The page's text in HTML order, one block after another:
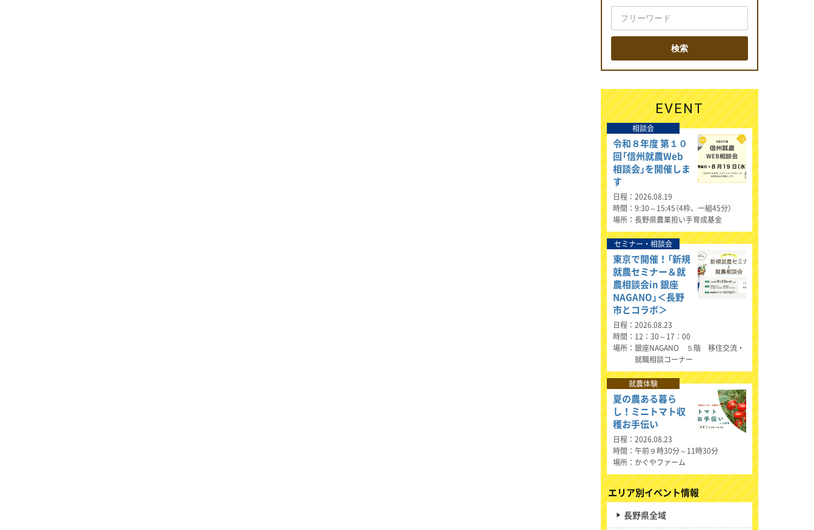
EVENT
相談会
令和８年度 第１０
回「信州就農Web
相談会」を開催しま
す
日程
2026.08.19
時間
9:30～15:45（4枠、一組45分）
場所
長野県農業担い手育成基金
セミナー・相談会
東京で開催！「新規
就農セミナー＆就
農相談会in 銀座
NAGANO」＜長野
市とコラボ＞
日程
2026.08.23
時間
12：30～17：00
場所
銀座NAGANO ５階 移住交流・
就職相談コーナー
就農体験
夏の農ある暮ら
し！ミニトマト収
穫お手伝い
日程
2026.08.23
時間
午前９時30分～11時30分
場所
かぐやファーム
エリア別イベント情報
長野県全域